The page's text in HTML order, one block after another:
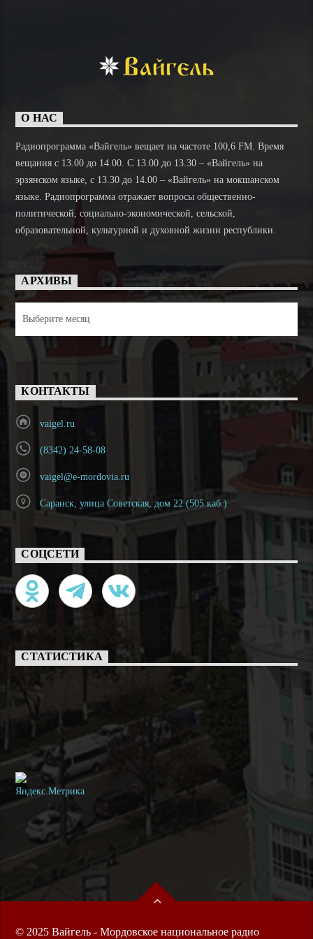
О НАС
Радиопрограмма «Вайгель» вещает на частоте 100,6 FM. Время
вещания с 13.00 до 14.00. C 13.00 до 13.30 – «Вайгель» на
эрзянском языке, с 13.30 до 14.00 – «Вайгель» на мокшанском
языке. Радиопрограмма отражает вопросы общественно-
политической, социально-экономической, сельской,
образовательной, культурной и духовной жизни республики.
АРХИВЫ
КОНТАКТЫ
vaigel.ru
(8342) 24-58-08
vaigel@e-mordovia.ru
Саранск, улица Советская, дом 22 (505 каб.)
СОЦСЕТИ
СТАТИСТИКА
© 2025 Вайгель - Мордовское национальное радио